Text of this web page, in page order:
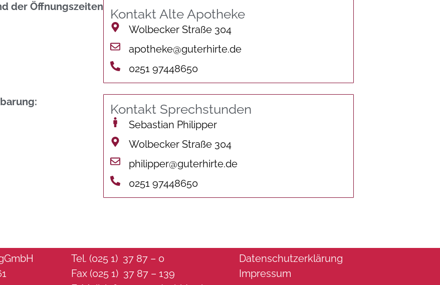
der Öffnungszeiten
Kontakt Alte Apotheke
Wolbecker Straße 304
apotheke@guterhirte.de
0251 97448650
Kontakt Sprechstunden
Sebastian Philipper
Wolbecker Straße 304
philipper@guterhirte.de
0251 97448650
Tel. (025 1) 37 87 – 0
Fax (025 1) 37 87 – 139
Datenschutzerklärung
Impressum